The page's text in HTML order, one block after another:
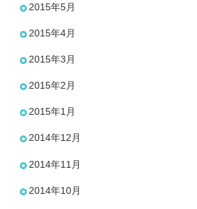
2015年5月
2015年4月
2015年3月
2015年2月
2015年1月
2014年12月
2014年11月
2014年10月